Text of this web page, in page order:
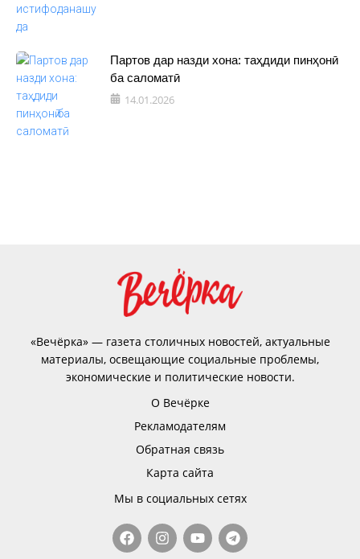
Партов дар назди хона: таҳдиди пинҳонӣ
ба саломатӣ
14.01.2026
«Вечёрка» — газета столичных новостей, актуальные
материалы, освещающие социальные проблемы,
экономические и политические новости.
О Вечёрке
Рекламодателям
Обратная связь
Карта сайта
Мы в социальных сетях